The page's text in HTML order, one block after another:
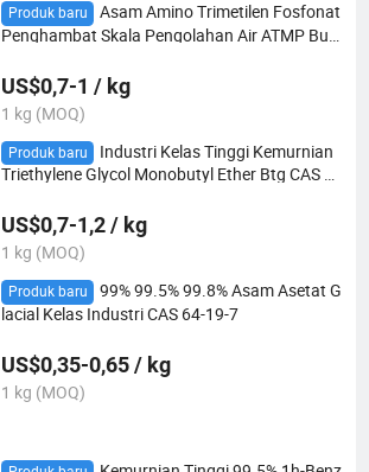
Produk baru
Asam Amino Trimetilen Fosfonat
Penghambat Skala Pengolahan Air ATMP Bub
US$0,7-1 / kg
1 kg (MOQ)
Produk baru
Industri Kelas Tinggi Kemurnian
Triethylene Glycol Monobutyl Ether Btg CAS 1
US$0,7-1,2 / kg
1 kg (MOQ)
Produk baru
99% 99.5% 99.8% Asam Asetat G
lacial Kelas Industri CAS 64-19-7
US$0,35-0,65 / kg
1 kg (MOQ)